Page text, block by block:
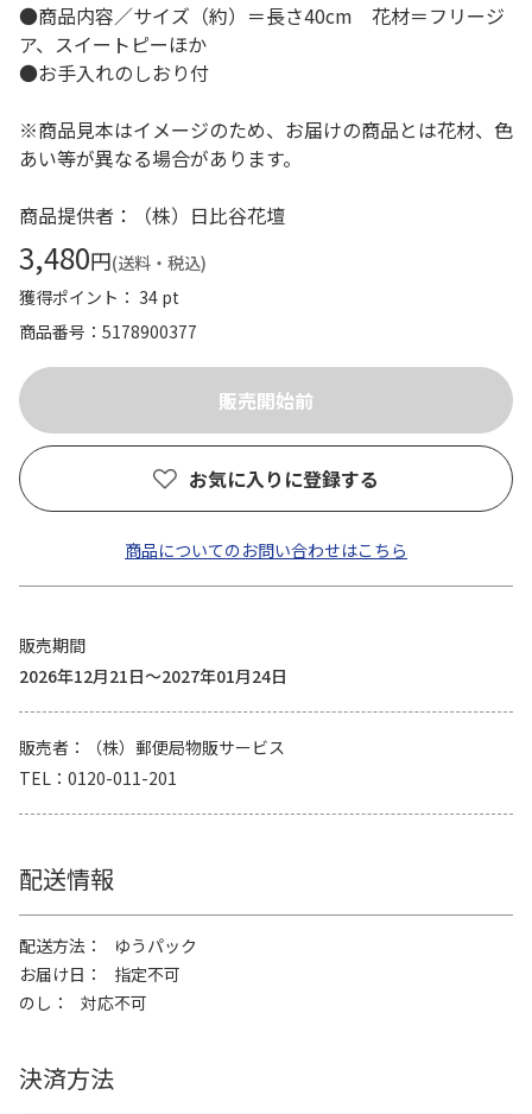
●商品内容／サイズ（約）＝長さ40cm 花材＝フリージ
ア、スイートピーほか
●お手入れのしおり付
※商品見本はイメージのため、お届けの商品とは花材、色
あい等が異なる場合があります。
商品提供者：（株）日比谷花壇
3,480円(送料・税込)
獲得ポイント： 34 pt
商品番号
5178900377
お気に入りに登録する
商品についてのお問い合わせはこちら
販売期間
2026年12月21日～2027年01月24日
販売者
（株）郵便局物販サービス
TEL
0120-011-201
配送情報
配送方法
ゆうパック
お届け日
指定不可
のし
対応不可
決済方法